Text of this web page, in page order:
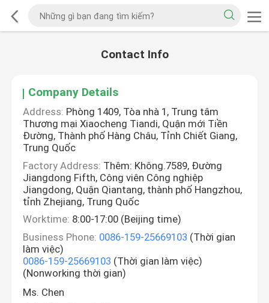
Contact Info
Company Details
Address: Phòng 1409, Tòa nhà 1, Trung tâm
Thương mại Xiaocheng Tiandi, Quận mới Tiền
Đường, Thành phố Hàng Châu, Tỉnh Chiết Giang,
Trung Quốc
Factory Address: Thêm: Không.7589, Đường
Jiangdong Fifth, Công viên Công nghiệp
Jiangdong, Quận Qiantang, thành phố Hangzhou,
tỉnh Zhejiang, Trung Quốc
Worktime: 8:00-17:00 (Beijing time)
Business Phone: 0086-159-25669103 (Thời gian
làm việc)
0086-159-25669103 (Thời gian làm việc)
(Nonworking thời gian)
Ms. Chen